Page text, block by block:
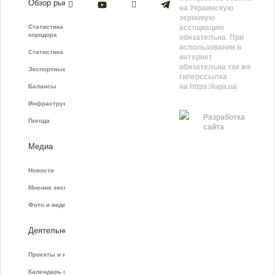
Обзор рынка
Статистика зернового
коридора
Статистика фрахта
Экспортные показатели
Балансы
Инфраструктура
Погода
Медиа
Новости
Мнения экспертов
Фото и видео
Деятельность
Проекты и инициативы
Календарь событий
на Украинскую
зерновую
ассоциацию
обязательна. При
использовании в
интернет
обязательна так же
гиперссылка
на https://uga.ua
Разработка
сайта